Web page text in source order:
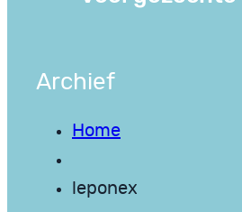
Archief
Home
leponex